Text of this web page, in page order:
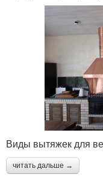
Виды вытяжек для
читать дальше →